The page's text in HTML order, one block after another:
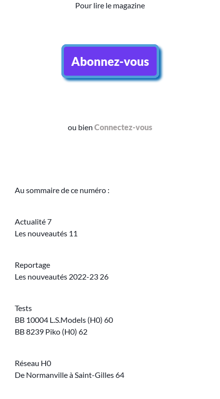
Pour lire le magazine
Abonnez-vous
ou bien Connectez-vous
Au sommaire de ce numéro :
Actualité 7
Les nouveautés 11
Reportage
Les nouveautés 2022-23 26
Tests
BB 10004 L.S.Models (H0) 60
BB 8239 Piko (H0) 62
Réseau H0
De Normanville à Saint-Gilles 64